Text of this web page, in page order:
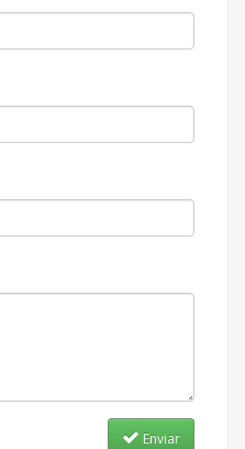
Enviar